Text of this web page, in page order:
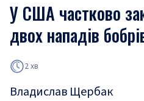
У США частково
двох нападів
2 хв
Владислав Щербак